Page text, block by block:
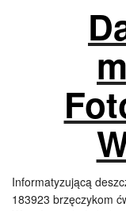
Informatyzującą
183923 brzęczykom